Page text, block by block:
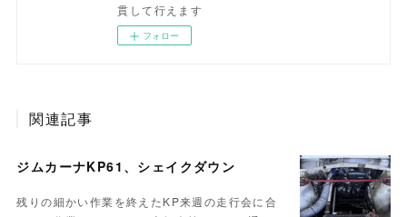
貫して行えます
フォロー
関連記事
ジムカーナKP61、シェイクダウン
残りの細かい作業を終えたKP来週の走行会に合